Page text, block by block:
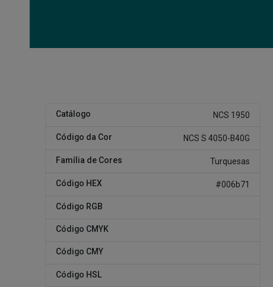
Catálogo NCS 1950
Código da Cor NCS S 4050-B40G
Família de Cores Turquesas
Código HEX #006b71
Código RGB
Código CMYK
Código CMY
Código HSL